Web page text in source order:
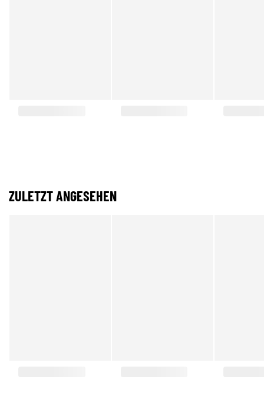
ZULETZT ANGESEHEN